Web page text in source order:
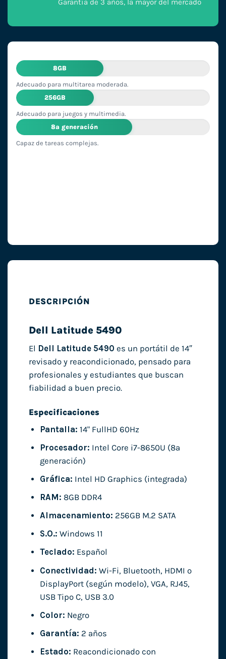
Garantía de 3 años, la mayor del mercado
8GB
Adecuado para multitarea moderada.
256GB
Adecuado para juegos y multimedia.
8ª generación
Capaz de tareas complejas.
DESCRIPCIÓN
Dell Latitude 5490
El Dell Latitude 5490 es un portátil de 14″
revisado y reacondicionado, pensado para
profesionales y estudiantes que buscan
fiabilidad a buen precio.
Especificaciones
Pantalla: 14" FullHD 60Hz
Procesador: Intel Core i7-8650U (8ª
generación)
Gráfica: Intel HD Graphics (integrada)
RAM: 8GB DDR4
Almacenamiento: 256GB M.2 SATA
S.O.: Windows 11
Teclado: Español
Conectividad: Wi-Fi, Bluetooth, HDMI o
DisplayPort (según modelo), VGA, RJ45,
USB Tipo C, USB 3.0
Color: Negro
Garantía: 2 años
Estado: Reacondicionado con